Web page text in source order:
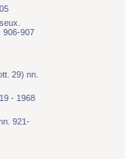
906-907
29) nn.
- 1968
921-